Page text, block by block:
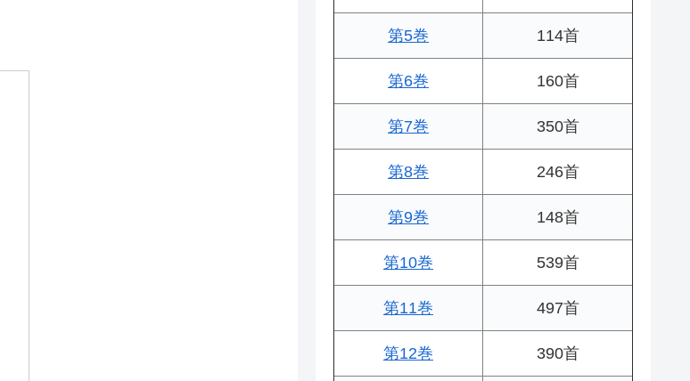
第5巻 114首
第6巻 160首
第7巻 350首
第8巻 246首
第9巻 148首
第10巻 539首
第11巻 497首
第12巻 390首